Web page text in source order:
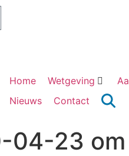
Home Wetgeving
Nieuws
Contact
23 om